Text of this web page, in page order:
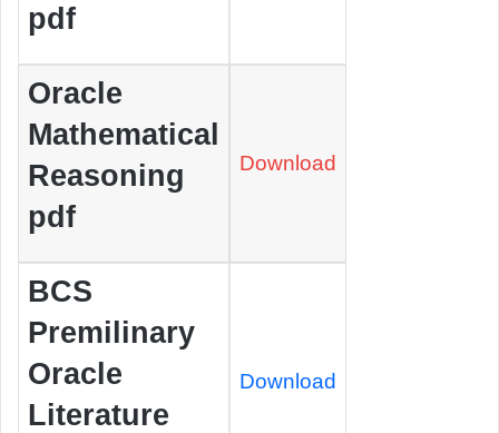
pdf
Oracle
Mathematical
Reasoning
pdf
Download
BCS
Premilinary
Oracle
Literature
Download